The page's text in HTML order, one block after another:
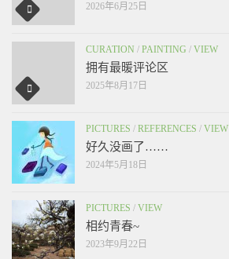
2026年6月25日
CURATION / PAINTING / VIEW
拥有最暖评论区
2025年8月17日
PICTURES / REFERENCES / VIEW
好久没画了……
2024年5月18日
PICTURES / VIEW
相约青春~
2023年9月22日